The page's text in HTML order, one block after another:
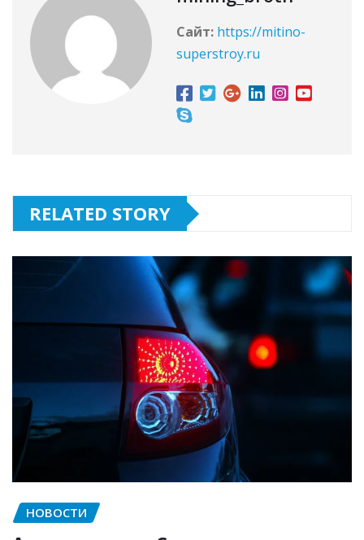
Сайт: https://mitino-
superstroy.ru
RELATED STORY
НОВОСТИ